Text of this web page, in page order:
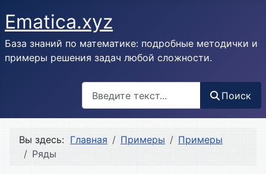
Ematica.xyz
База знаний по математике: подробные методички и
примеры решения задач любой сложности.
Поиск
Вы здесь: Главная Примеры
Примеры
Ряды